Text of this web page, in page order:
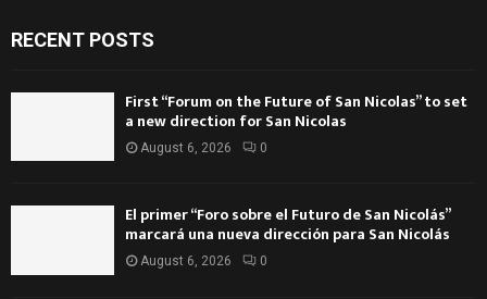
RECENT POSTS
First “Forum on the Future of San Nicolas” to set
a new direction for San Nicolas
August 6, 2026 0
El primer “Foro sobre el Futuro de San Nicolás”
marcará una nueva dirección para San Nicolás
August 6, 2026 0